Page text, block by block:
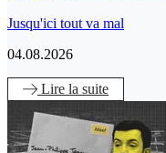
Jusqu'ici tout va mal
04.08.2026
Lire la suite